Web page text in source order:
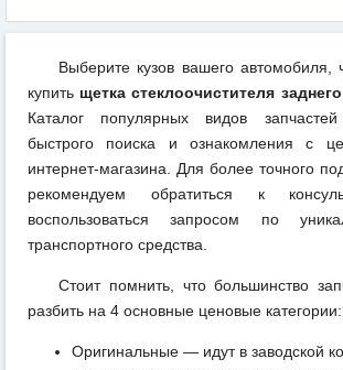
Выберите кузов вашего автомобиля,
купить щетка стеклоочистителя
Каталог популярных видов
быстрого поиска и ознакомления с
интернет-магазина. Для более точного
рекомендуем обратиться к
воспользоваться запросом по
транспортного средства.
Стоит помнить, что большинство
разбить на 4 основные ценовые категории:
Оригинальные — идут в заводской